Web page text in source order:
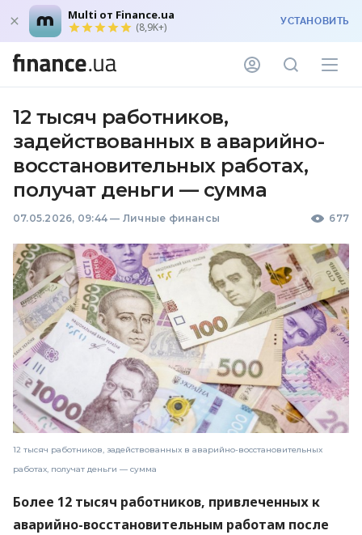
Multi от Finance.ua
(8,9K+) УСТАНОВИТЬ
12 тысяч работников,
задействованных в аварийно-
восстановительных работах,
получат деньги — сумма
07.05.2026, 09:44 — Личные финансы 677
12 тысяч работников, задействованных в аварийно-восстановительных
работах, получат деньги — сумма
Более 12 тысяч работников, привлеченных к
аварийно-восстановительным работам после